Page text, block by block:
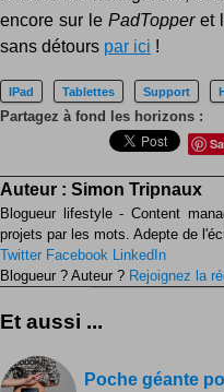
encore sur le PadTopperet
sans détours par ici !
IPad Tablettes Support
Partagez à fond les horizons :
Auteur : Simon Tripnaux
Blogueur lifestyle - Content
projets par les mots. Adepte de
Twitter Facebook LinkedIn
Blogueur ? Auteur ? Rejoignez la
Et aussi ...
Poche géante